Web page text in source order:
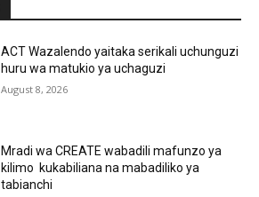
ACT Wazalendo yaitaka serikali uchunguzi
huru wa matukio ya uchaguzi
August 8, 2026
Mradi wa CREATE wabadili mafunzo ya
kilimo kukabiliana na mabadiliko ya
tabianchi